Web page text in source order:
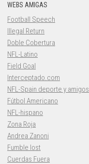
WEBS AMIGAS
Football Speech
Illegal Return
Doble Cobertura
NFL-Latino
Field Goal
Interceptado.com
NFL-Spain deporte y amigos
Fútbol Americano
NFL-hispano
Zona Roja
Andrea Zanoni
Fumble lost
Cuerdas Fuera